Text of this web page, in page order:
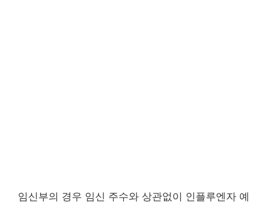
임신부의 경우 임신 주수와 상관없이 인플루엔자 예